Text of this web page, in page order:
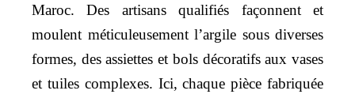
Maroc. Des artisans qualifiés façonnent et
moulent méticuleusement l’argile sous diverses
formes, des assiettes et bols décoratifs aux vases
et tuiles complexes. Ici, chaque pièce fabriquée